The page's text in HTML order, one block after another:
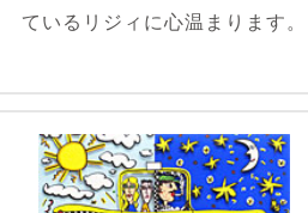
ているリジィに心温まります。